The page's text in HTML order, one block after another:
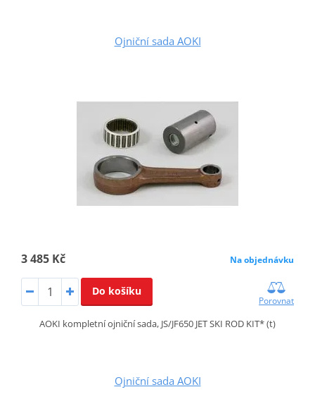
Ojniční sada AOKI
3 485 Kč Na objednávku
Do košíku
Porovnat
AOKI kompletní ojniční sada, JS/JF650 JET SKI ROD KIT* (t)
Ojniční sada AOKI